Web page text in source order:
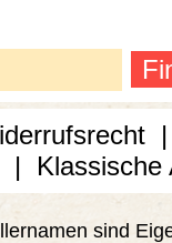
|
sind